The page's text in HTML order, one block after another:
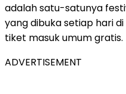
adalah satu-satunya
yang dibuka setiap hari
tiket masuk umum gratis.
ADVERTISEMENT